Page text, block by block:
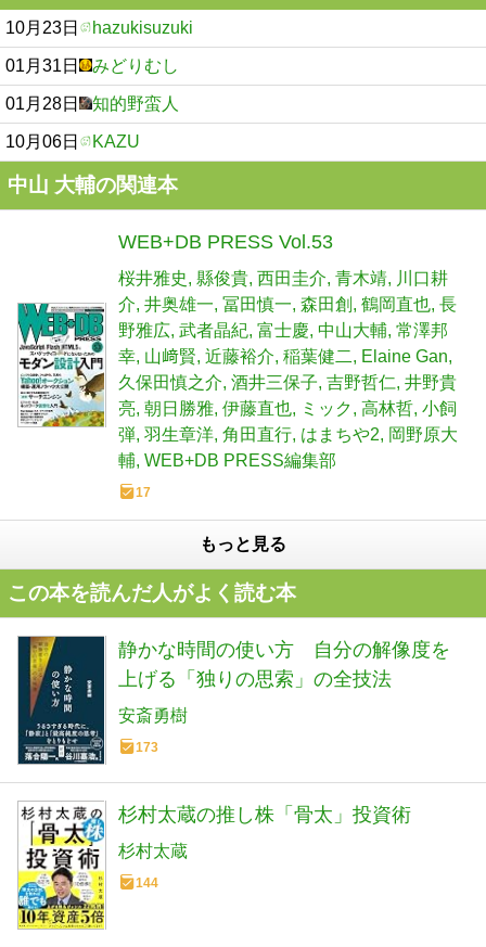
10月23日 hazukisuzuki
01月31日 みどりむし
01月28日 知的野蛮人
10月06日 KAZU
中山 大輔の関連本
WEB+DB PRESS Vol.53
桜井雅史 縣俊貴 西田圭介 青木靖
川口耕
介 井奥雄一 冨田慎一 森田創 鶴岡直也 長
野雅広 武者晶紀 富士慶 中山大輔 常澤邦
幸 山﨑賢 近藤裕介 稲葉健二
Elaine Gan
久保田慎之介 酒井三保子 吉野哲仁 井野貴
亮 朝日勝雅 伊藤直也 ミック 高林哲 小飼
弾 羽生章洋 角田直行 はまちや2
岡野原大
輔 WEB+DB PRESS編集部
17
もっと見る
この本を読んだ人がよく読む本
静かな時間の使い方 自分の解像度を
上げる「独りの思索」の全技法
安斎勇樹
173
杉村太蔵の推し株「骨太」投資術
杉村太蔵
144